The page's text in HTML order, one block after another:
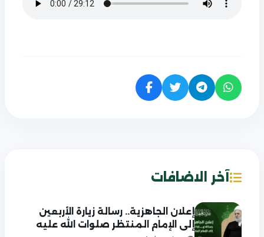
آخر الاضافات
إعلان الجاهزية.. رسالة زيارة الأربعين
إلى الإمام المنتظر صلوات الله عليه